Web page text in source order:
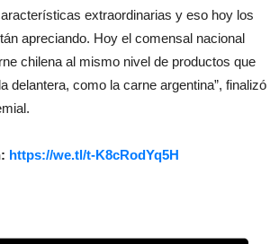
extraordinarias y eso hoy los
apreciando. Hoy el comensal nacional
chilena al mismo nivel de productos que
delantera, como la carne argentina”, finalizó
https://we.tl/t-K8cRodYq5H